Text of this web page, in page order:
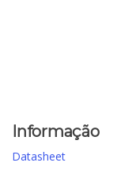
Informação
Datasheet